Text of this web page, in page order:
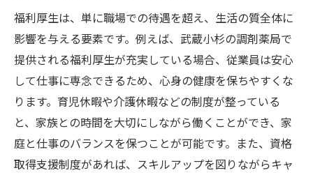
福利厚生は、単に職場での待遇を超え、生活の質全体に
影響を与える要素です。例えば、武蔵小杉の調剤薬局で
提供される福利厚生が充実している場合、従業員は安心
して仕事に専念できるため、心身の健康を保ちやすくな
ります。育児休暇や介護休暇などの制度が整っている
と、家族との時間を大切にしながら働くことができ、家
庭と仕事のバランスを保つことが可能です。また、資格
取得支援制度があれば、スキルアップを図りながらキャ